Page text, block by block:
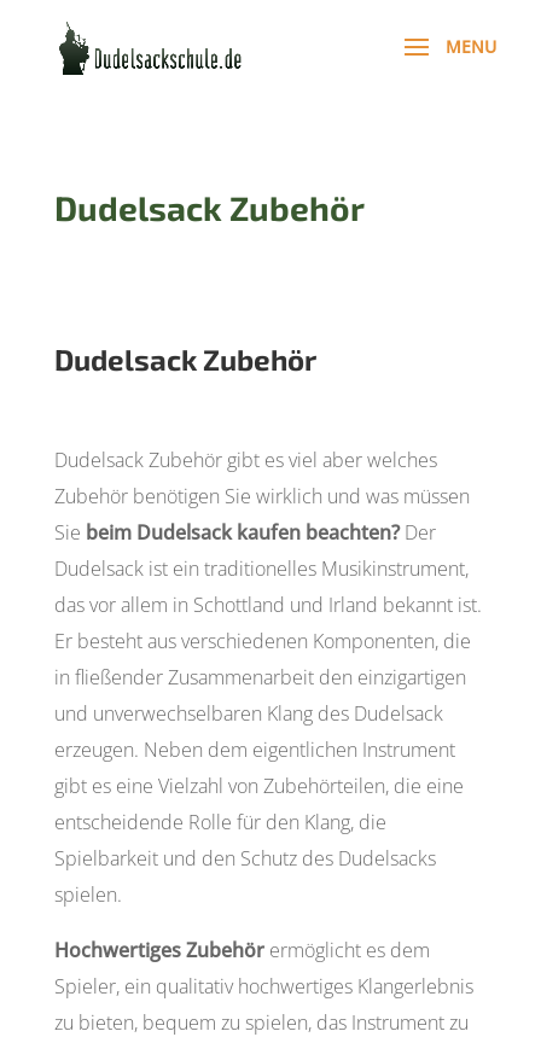
Dudelsack Zubehör
Dudelsack Zubehör
Dudelsack Zubehör gibt es viel aber welches
Zubehör benötigen Sie wirklich und was müssen
Sie beim Dudelsack kaufen beachten?Der
Dudelsack ist ein traditionelles Musikinstrument,
das vor allem in Schottland und Irland bekannt ist.
Er besteht aus verschiedenen Komponenten, die
in fließender Zusammenarbeit den einzigartigen
und unverwechselbaren Klang des Dudelsack
erzeugen. Neben dem eigentlichen Instrument
gibt es eine Vielzahl von Zubehörteilen, die eine
entscheidende Rolle für den Klang, die
Spielbarkeit und den Schutz des Dudelsacks
spielen.
Hochwertiges Zubehörermöglicht es dem
Spieler, ein qualitativ hochwertiges Klangerlebnis
zu bieten, bequem zu spielen, das Instrument zu